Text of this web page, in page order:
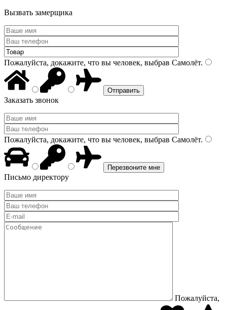
Вызвать замерщика
Пожалуйста, докажите, что вы человек, выбрав Самолёт.
Заказать звонок
Пожалуйста, докажите, что вы человек, выбрав Самолёт.
Письмо директору
Пожалуйста,